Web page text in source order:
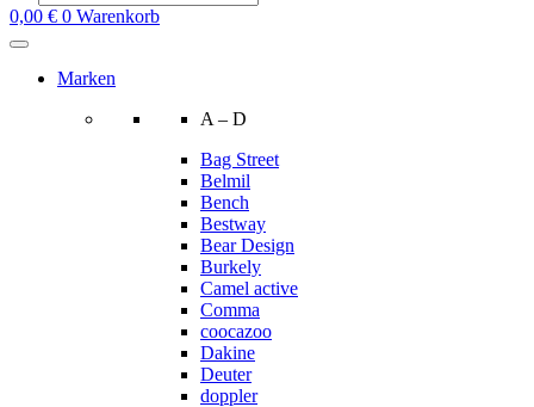
search
0,00 € 0 Warenkorb
Marken
A – D
Bag Street
Belmil
Bench
Bestway
Bear Design
Burkely
Camel active
Comma
coocazoo
Dakine
Deuter
doppler